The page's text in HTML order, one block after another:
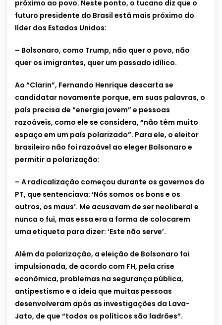
próximo ao povo. Neste ponto, o tucano diz que o
futuro presidente do Brasil está mais próximo do
líder dos Estados Unidos:
– Bolsonaro, como Trump, não quer o povo, não
quer os imigrantes, quer um passado idílico.
Ao “Clarin”, Fernando Henrique descarta se
candidatar novamente porque, em suas palavras, o
país precisa de “energia jovem” e pessoas
razoáveis, como ele se considera, “não têm muito
espaço em um país polarizado”. Para ele, o eleitor
brasileiro não foi razoável ao eleger Bolsonaro e
permitir a polarização:
– A radicalização começou durante os governos do
PT, que sentenciava: ‘Nós somos os bons e os
outros, os maus’. Me acusavam de ser neoliberal e
nunca o fui, mas essa era a forma de colocarem
uma etiqueta para dizer: ‘Este não serve’.
Além da polarização, a eleição de Bolsonaro foi
impulsionada, de acordo com FH, pela crise
econômica, problemas na segurança pública,
antipestismo e a ideia que muitas pessoas
desenvolveram após as investigações da Lava-
Jato, de que “todos os políticos são ladrões”.